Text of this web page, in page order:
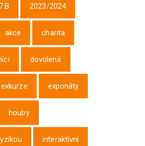
7.B 2023/2024
akce charita
dovolená
exkurze exponáty
houby
interaktivní